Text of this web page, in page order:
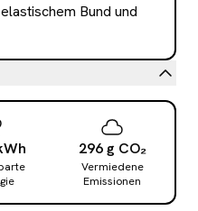
Bund und
296g CO₂
Vermiedene
Emissionen